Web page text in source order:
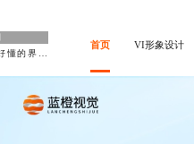
首页 VI形象设计